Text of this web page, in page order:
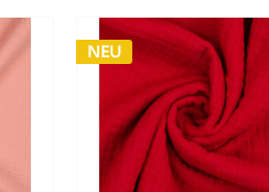
NEU